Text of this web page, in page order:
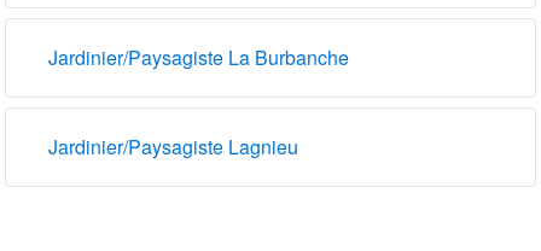
Jardinier/Paysagiste La Burbanche
Jardinier/Paysagiste Lagnieu